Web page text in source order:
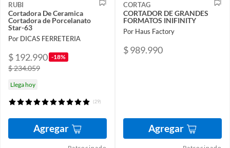
RUBI
Cortadora De Ceramica
Cortadora de Porcelanato
Star-63
Por DICAS FERRETERIA
$ 192.990 -18%
$ 234.059
Llega hoy
(29)
Agregar
CORTAG
CORTADOR DE GRANDES
FORMATOS INIFINITY
Por Haus Factory
$ 989.990
Agregar